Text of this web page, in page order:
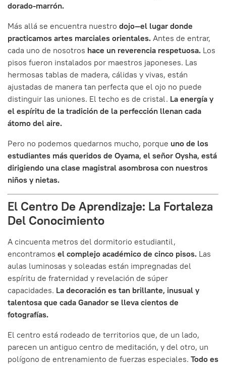
dorado-marrón.
Más allá se encuentra nuestro dojo—el lugar donde
practicamos artes marciales orientales. Antes de entrar,
cada uno de nosotros hace un reverencia respetuosa. Los
pisos fueron instalados por maestros japoneses. Las
hermosas tablas de madera, cálidas y vivas, están
ajustadas de manera tan perfecta que el ojo no puede
distinguir las uniones. El techo es de cristal. La energía y
el espíritu de la tradición de la perfección llenan cada
átomo del aire.
Pero no podemos quedarnos mucho, porque uno de los
estudiantes más queridos de Oyama, el señor Oysha, está
dirigiendo una clase magistral asombrosa con nuestros
niños y nietas.
El Centro De Aprendizaje: La Fortaleza
Del Conocimiento
A cincuenta metros del dormitorio estudiantil,
encontramos el complejo académico de cinco pisos. Las
aulas luminosas y soleadas están impregnadas del
espíritu de fraternidad y revelación de súper
capacidades. La decoración es tan brillante, inusual y
talentosa que cada Ganador se lleva cientos de
fotografías.
El centro está rodeado de territorios que, de un lado,
parecen un antiguo centro de meditación, y del otro, un
polígono de entrenamiento de fuerzas especiales. Todo es